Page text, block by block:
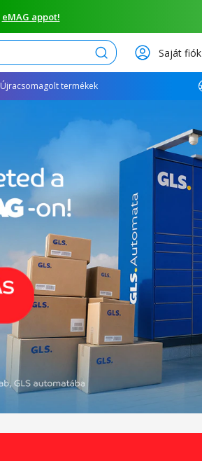
eMAG appot!
Keresés Saját fiók
Újracsomagolt termékek